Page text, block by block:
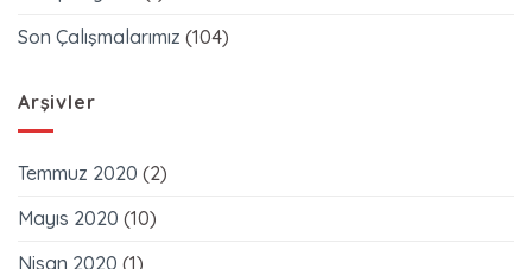
Son Çalışmalarımız (104)
Arşivler
Temmuz 2020 (2)
Mayıs 2020 (10)
Nisan 2020 (1)